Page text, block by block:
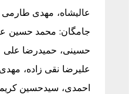
عالیشاه، مهدی
جامگان: محمد حسین
حسینی، حمیدرضا
علیرضا نقی زاده،
احمدی، سیدحسین